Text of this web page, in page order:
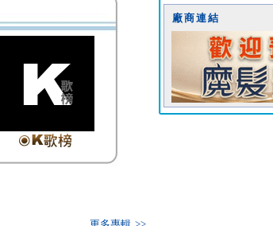
廠商連結